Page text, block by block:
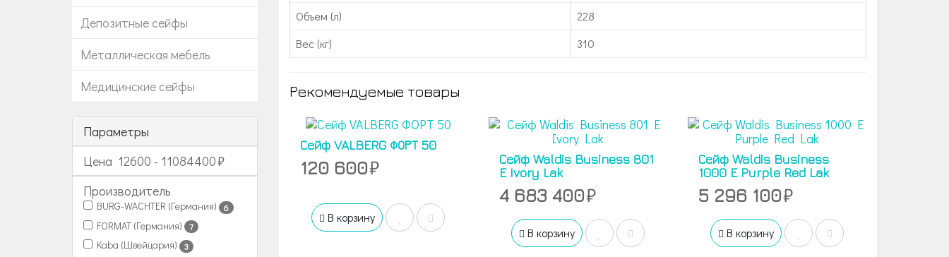
Депозитные сейфы
Металлическая мебель
Медицинские сейфы
Параметры
Цена 12600 - 11084400
Производитель
BURG-WACHTER (Германия) 6
FORMAT (Германия) 7
Kaba (Швейцария) 3
Объем (л)
228
Вес (кг)
310
Рекомендуемые товары
Сейф VALBERG ФОРТ 50
120 600
В корзину
Сейф Waldis Business 801
E Ivory Lak
4 683 400
В корзину
Сейф Waldis Business
1000 E Purple Red Lak
5 296 100
В корзину